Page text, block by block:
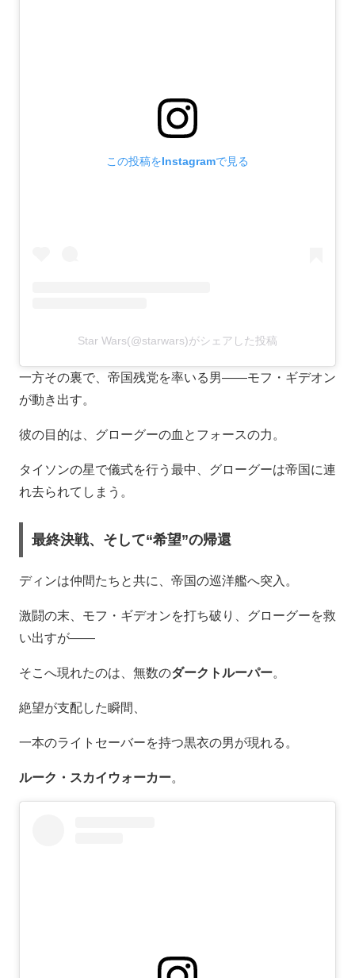
この投稿をInstagramで見る
Star Wars(@starwars)がシェアした投稿
一方その裏で、帝国残党を率いる男――モフ・ギデオン
が動き出す。
彼の目的は、グローグーの血とフォースの力。
タイソンの星で儀式を行う最中、グローグーは帝国に連
れ去られてしまう。
最終決戦、そして“希望”の帰還
ディンは仲間たちと共に、帝国の巡洋艦へ突入。
激闘の末、モフ・ギデオンを打ち破り、グローグーを救
い出すが――
そこへ現れたのは、無数のダークトルーパー。
絶望が支配した瞬間、
一本のライトセーバーを持つ黒衣の男が現れる。
ルーク・スカイウォーカー。